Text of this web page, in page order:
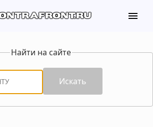
menu
Найти на сайте
Искать